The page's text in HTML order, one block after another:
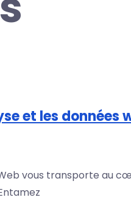
et les données
vous transporte au